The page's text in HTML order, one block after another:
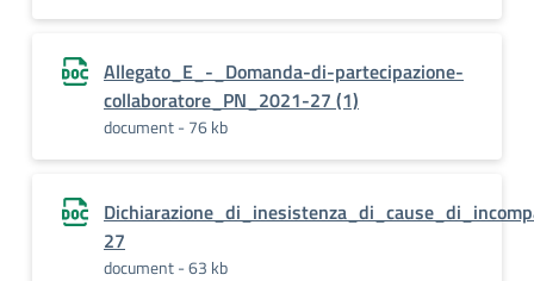
Allegato_E_-_Domanda-di-partecipazione-
collaboratore_PN_2021-27 (1)
document - 76 kb
27
document - 63 kb